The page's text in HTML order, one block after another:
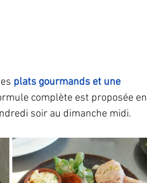
plats gourmands et une
complète est proposée en
soir au dimanche midi.